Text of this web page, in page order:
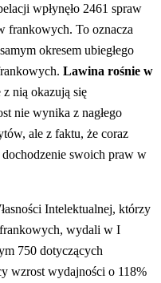
wpłynęło 2461 spraw
frankowych. To oznacza
okresem ubiegłego
Lawina rośnie w
z nią okazują się
nie wynika z nagłego
ale z faktu, że coraz
swoich praw w
Intelektualnej, którzy
frankowych, wydali w I
750 dotyczących
wzrost wydajności o 118%